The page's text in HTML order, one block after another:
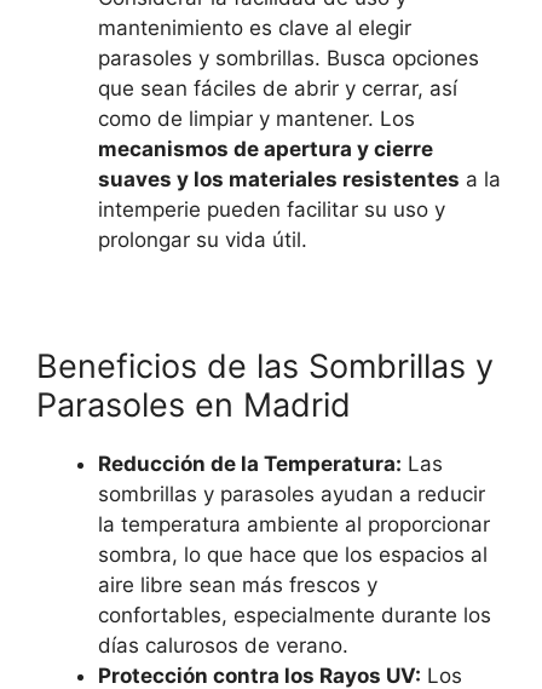
mantenimiento es clave al elegir
parasoles y sombrillas. Busca opciones
que sean fáciles de abrir y cerrar, así
como de limpiar y mantener. Los
mecanismos de apertura y cierre
suaves y los materiales resistentes a la
intemperie pueden facilitar su uso y
prolongar su vida útil.
Beneficios de las Sombrillas y
Parasoles en Madrid
Reducción de la Temperatura: Las
sombrillas y parasoles ayudan a reducir
la temperatura ambiente al proporcionar
sombra, lo que hace que los espacios al
aire libre sean más frescos y
confortables, especialmente durante los
días calurosos de verano.
Protección contra los Rayos UV: Los